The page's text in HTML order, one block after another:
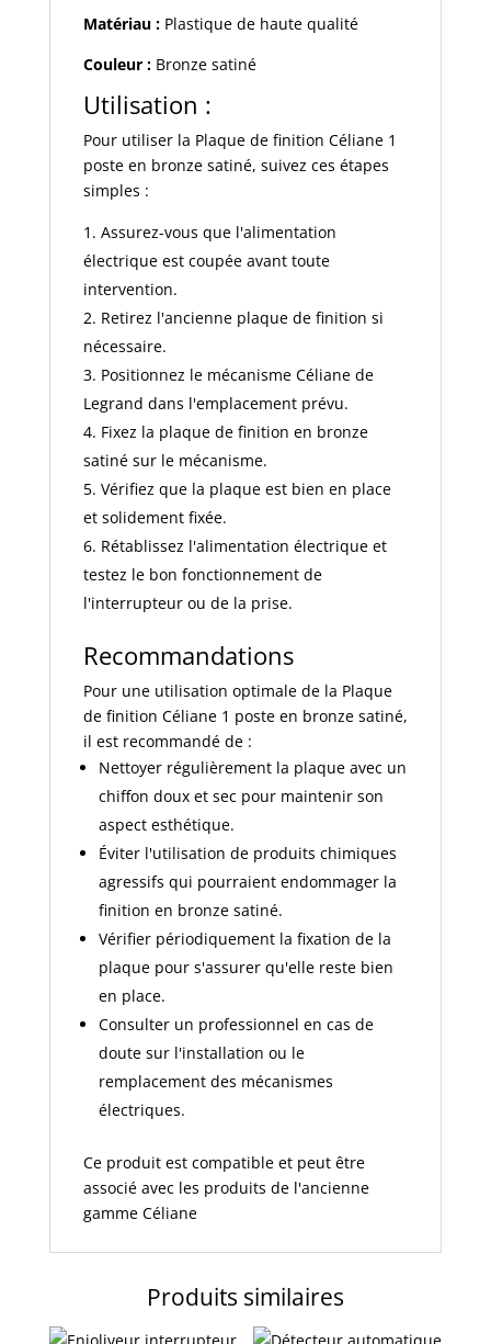
Matériau :Plastique de haute qualité
Couleur :Bronze satiné
Utilisation :
Pour utiliser la Plaque de finition Céliane 1
poste en bronze satiné, suivez ces étapes
simples :
Assurez-vous que l'alimentation
électrique est coupée avant toute
intervention.
Retirez l'ancienne plaque de finition si
nécessaire.
Positionnez le mécanisme Céliane de
Legrand dans l'emplacement prévu.
Fixez la plaque de finition en bronze
satiné sur le mécanisme.
Vérifiez que la plaque est bien en place
et solidement fixée.
Rétablissez l'alimentation électrique et
testez le bon fonctionnement de
l'interrupteur ou de la prise.
Recommandations
Pour une utilisation optimale de la Plaque
de finition Céliane 1 poste en bronze satiné,
il est recommandé de :
Nettoyer régulièrement la plaque avec un
chiffon doux et sec pour maintenir son
aspect esthétique.
Éviter l'utilisation de produits chimiques
agressifs qui pourraient endommager la
finition en bronze satiné.
Vérifier périodiquement la fixation de la
plaque pour s'assurer qu'elle reste bien
en place.
Consulter un professionnel en cas de
doute sur l'installation ou le
remplacement des mécanismes
électriques.
Ce produit est compatible et peut être
associé avec les produits de l'ancienne
gamme Céliane
Produits similaires